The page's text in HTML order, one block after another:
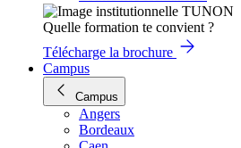
Quelle formation te convient ?
Télécharge la brochure
Campus
Campus
Angers
Bordeaux